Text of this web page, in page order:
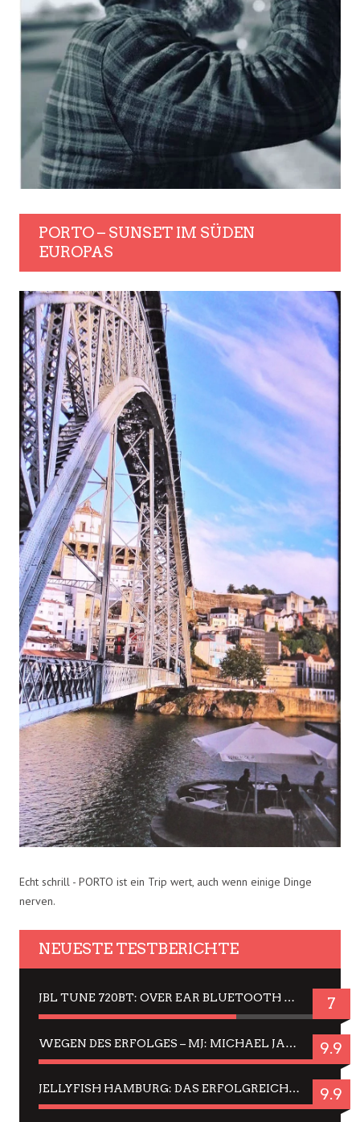
PORTO – SUNSET IM SÜDEN
EUROPAS
Echt schrill - PORTO ist ein Trip wert, auch wenn einige Dinge
nerven.
NEUESTE TESTBERICHTE
JBL TUNE 720BT: OVER EAR BLUETOOTH KOPFHÖRER UM DIE 50,-€ IM DAUER-TEST 7
WEGEN DES ERFOLGES – MJ: MICHAEL JACKSON MUSICAL IN EINER MATINEE SEHEN 9.9
JELLYFISH HAMBURG: DAS ERFOLGREICHE SOMMER-MENÜ 2025 IN GEFÜHLEN UND BILDERN 9.9